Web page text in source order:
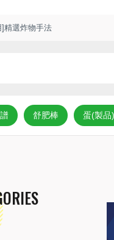
]精選炸物手法
舒肥棒 蛋(製品)